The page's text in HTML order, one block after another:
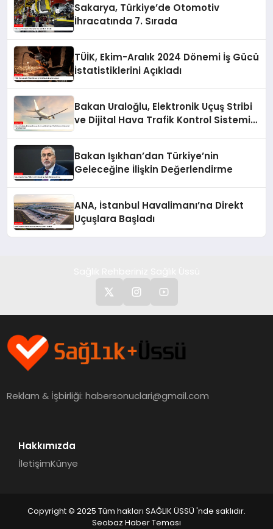
Sakarya, Türkiye’de Otomotiv
İhracatında 7. Sırada
TÜİK, Ekim-Aralık 2024 Dönemi İş Gücü
İstatistiklerini Açıkladı
Bakan Uraloğlu, Elektronik Uçuş Stribi
ve Dijital Hava Trafik Kontrol Sistemini
Bakan Işıkhan’dan Türkiye’nin
Geleceğine İlişkin Değerlendirme
ANA, İstanbul Havalimanı’na Direkt
Uçuşlara Başladı
Reklam & İşbirliği:habersonuclari@gmail.com
Hakkımızda
İletişimKünye
Copyright © 2025 Tüm hakları SAĞLIK ÜSSÜ 'nde saklıdır.
Seobaz Haber Teması